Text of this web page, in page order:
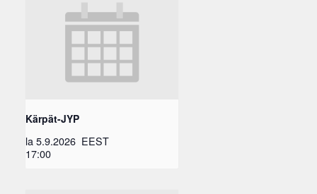
Kärpät-JYP
la 5.9.2026
17:00
EEST